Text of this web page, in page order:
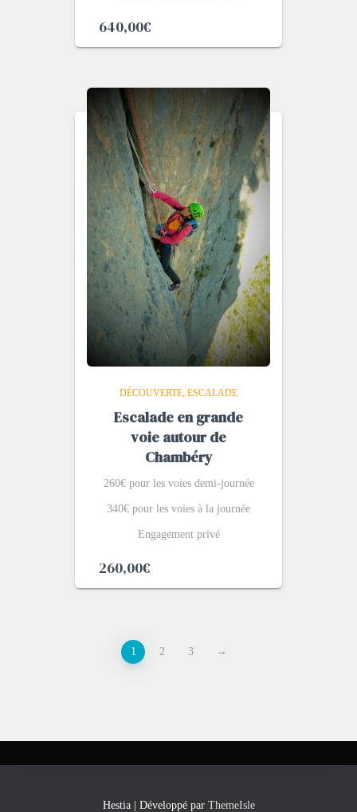
640,00€
DÉCOUVERTE ESCALADE
Escalade en grande
voie autour de
Chambéry
260€ pour les voies demi-journée
340€ pour les voies à la journée
Engagement privé
260,00€
1 2 3 →
Hestia | Développé par ThemeIsle